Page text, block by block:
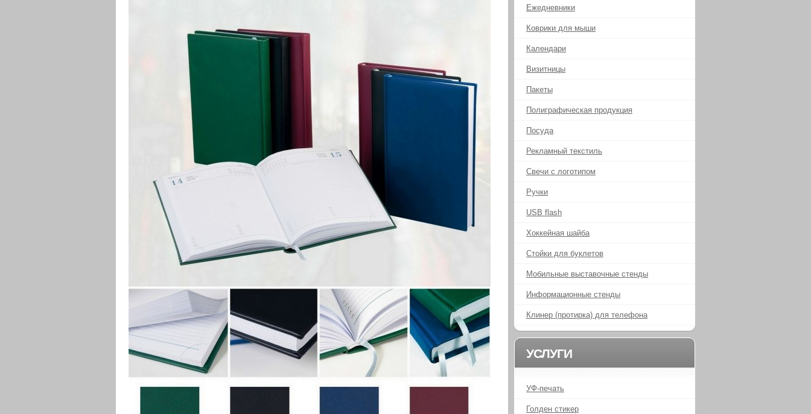
Ежедневники
Коврики для мыши
Календари
Визитницы
Пакеты
Полиграфическая продукция
Посуда
Рекламный текстиль
Свечи с логотипом
Ручки
USB flash
Хоккейная шайба
Стойки для буклетов
Мобильные выставочные стенды
Информационные стенды
Клинер (протирка) для телефона
УСЛУГИ
УФ-печать
Голден стикер